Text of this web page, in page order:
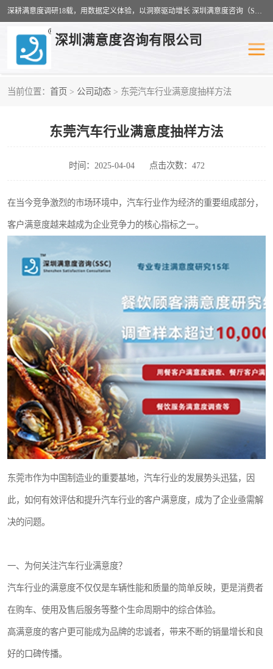
深耕满意度调研18载，用数据定义体验，以洞察驱动增长 深圳满意度咨询（SSC）：十八年专注，丈量每一份体验。
深圳满意度咨询有限公司
当前位置： 首页 > 公司动态 > 东莞汽车行业满意度抽样方法
东莞汽车行业满意度抽样方法
时间：2025-04-04 点击次数：472
在当今竞争激烈的市场环境中，汽车行业作为经济的重要组成部分，
客户满意度越来越成为企业竞争力的核心指标之一。
东莞市作为中国制造业的重要基地，汽车行业的发展势头迅猛，因
此，如何有效评估和提升汽车行业的客户满意度，成为了企业亟需解
决的问题。
一、为何关注汽车行业满意度？
汽车行业的满意度不仅仅是车辆性能和质量的简单反映，更是消费者
在购车、使用及售后服务等整个生命周期中的综合体验。
高满意度的客户更可能成为品牌的忠诚者，带来不断的销量增长和良
好的口碑传播。
客户满意度调查 医疗服务业满意度
公共事务满意度调查 餐饮业满意度调查
营商环境满意度 员工满意度
服务满意度调查 汽车行业满意度